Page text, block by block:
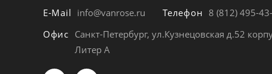
E-Mail info@vanrose.ru Телефон 8 (812) 495-
Офис Санкт-Петербург, ул.Кузнецовская д.52
Литер А